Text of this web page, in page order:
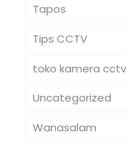
Tapos
Tips CCTV
toko kamera cctv
Uncategorized
Wanasalam